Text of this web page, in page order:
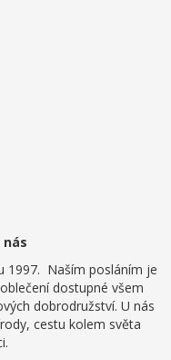
nás
1997. Naším posláním je
dostupné všem
dobrodružství. U nás
cestu kolem světa